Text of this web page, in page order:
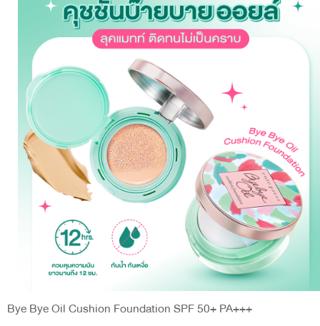
Bye Bye Oil Cushion Foundation SPF 50+ PA+++